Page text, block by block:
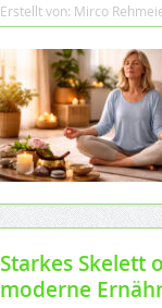
Erstellt von: Mirco
Starkes Skelett
moderne